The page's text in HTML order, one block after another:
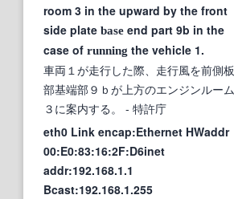
room 3 in the upward by the front
side plate base end part 9b in the
case of running the vehicle 1.
車両１が走行した際、走行風を前側板
部基端部９ｂが上方のエンジンルーム
３に案内する。
- 特許庁
eth0 Link encap:Ethernet HWaddr
00:E0:83:16:2F:D6inet
addr:192.168.1.1
Bcast:192.168.1.255